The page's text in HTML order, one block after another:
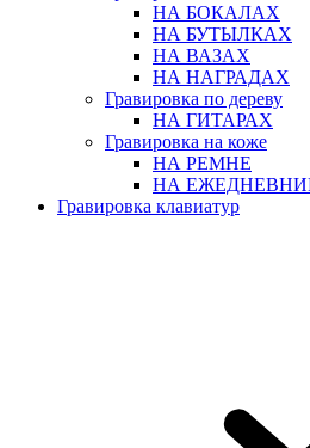
НА БОКАЛАХ
НА БУТЫЛКАХ
НА ВАЗАХ
НА НАГРАДАХ
Гравировка по дереву
НА ГИТАРАХ
Гравировка на коже
НА РЕМНЕ
НА
Гравировка клавиатур